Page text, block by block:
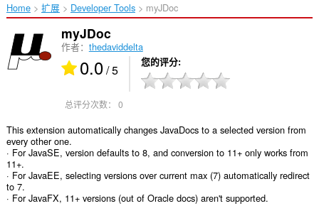
Home 扩展 Developer Tools myJDoc‎
myJDoc
作者： thedaviddelta
0.0/ 5 您的评分
总评分次数： 0
This extension automatically changes JavaDocs to a selected version from
every other one.
· For JavaSE, version defaults to 8, and conversion to 11+ only works from
11+.
· For JavaEE, selecting versions over current max (7) automatically redirect
to 7.
· For JavaFX, 11+ versions (out of Oracle docs) aren't supported.